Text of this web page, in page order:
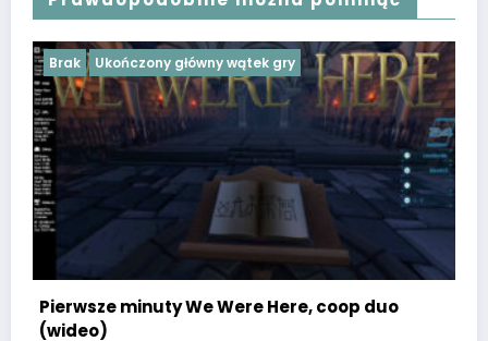
Brak Ukończony główny wątek gry
Pierwsze minuty We Were Here, coop duo
(wideo)